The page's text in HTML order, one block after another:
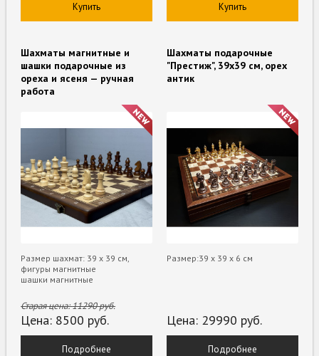
Купить Купить
Шахматы магнитные и
шашки подарочные из
ореха и ясеня — ручная
работа
Размер шахмат: 39 х 39 см,
фигуры магнитные
шашки магнитные
Старая цена:11290руб.
Цена: 8500 руб.
Подробнее
Шахматы подарочные
"Престиж", 39х39 см, орех
антик
Размер:39 х 39 х 6 см
Цена: 29990 руб.
Подробнее